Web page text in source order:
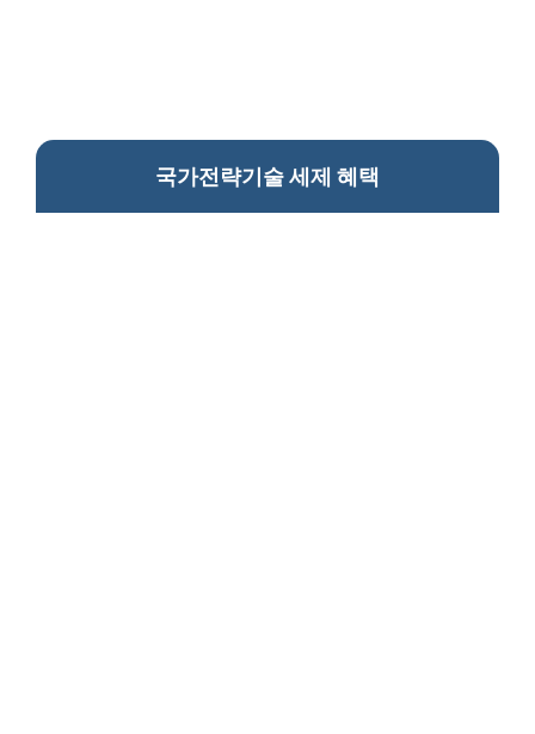
국가전략기술 세제 혜택